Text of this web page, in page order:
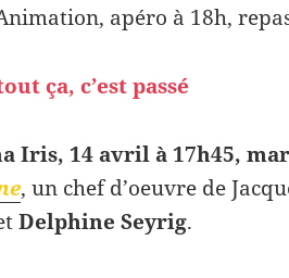
apéro à 18h,
ça, c’est passé
Iris, 14 avril à 17h45,
, un chef d’oeuvre de
Delphine Seyrig.